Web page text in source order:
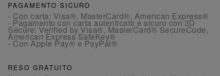
PAGAMENTO SICURO
- Con carta: Visa®, MasterCard®, American Express®
- Pagamento con carta autenticato e sicuro con 3D
Secure: Verified by Visa®, MasterCard® SecureCode,
American Express SafeKey®
- Con Apple Pay® e PayPal®
RESO GRATUITO